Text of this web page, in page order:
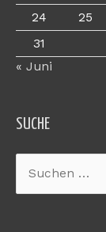
24
25
31
« Juni
SUCHE
Suchen
nach: